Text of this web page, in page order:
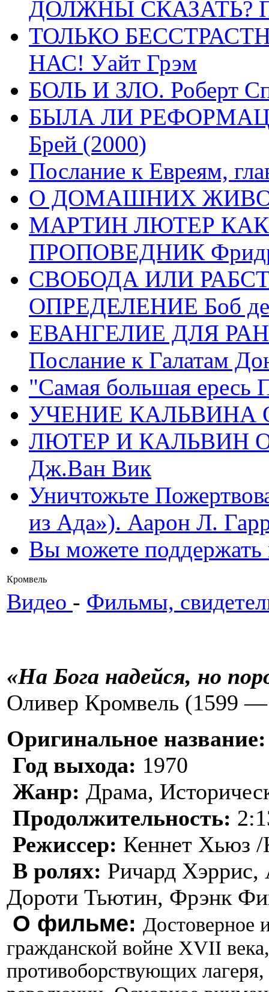
ДОЛЖНЫ СКАЗАТЬ?
ТОЛЬКО
НАС! Уайт Грэм
БОЛЬ И ЗЛО. Роберт
БЫЛА ЛИ
Брей (2000)
Послание к Евреям,
О ДОМАШНИХ
МАРТИН ЛЮТЕР
ПРОПОВЕДНИК
СВОБОДА ИЛИ
ОПРЕДЕЛЕНИЕ Боб де
ЕВАНГЕЛИЕ ДЛЯ
Послание к Галатам
"Самая большая ересь
УЧЕНИЕ КАЛЬВИНА
ЛЮТЕР И КАЛЬВИН
Дж.Ван Вик
Уничтожьте
из Ада»). Аарон Л.
Вы можете
Кромвель
Видео - Фильмы,
«На Бога надейся, но
Оливер Кромвель (1599
Оригинальное название:
Год выхода: 1970
Жанр: Драма,
Продолжительность:
Режиссер: Кеннет Хьюз /
В ролях: Ричард Хэррис,
Дороти Тьютин, Фрэнк
О фильме: Достоверное
гражданской войне XVII
противоборствующих